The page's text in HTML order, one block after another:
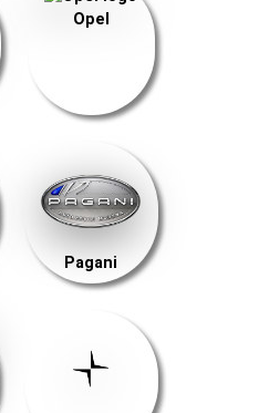
Opel
Pagani